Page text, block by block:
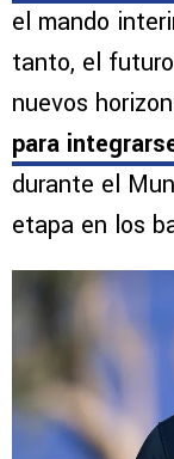
el mando
tanto, el
nuevos
para
durante el
etapa en los